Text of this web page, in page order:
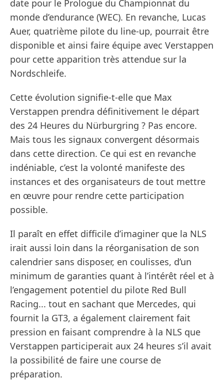
date pour le Prologue du Championnat du
monde d’endurance (WEC). En revanche, Lucas
Auer, quatrième pilote du line-up, pourrait être
disponible et ainsi faire équipe avec Verstappen
pour cette apparition très attendue sur la
Nordschleife.
Cette évolution signifie-t-elle que Max
Verstappen prendra définitivement le départ
des 24 Heures du Nürburgring ? Pas encore.
Mais tous les signaux convergent désormais
dans cette direction. Ce qui est en revanche
indéniable, c’est la volonté manifeste des
instances et des organisateurs de tout mettre
en œuvre pour rendre cette participation
possible.
Il paraît en effet difficile d’imaginer que la NLS
irait aussi loin dans la réorganisation de son
calendrier sans disposer, en coulisses, d’un
minimum de garanties quant à l’intérêt réel et à
l’engagement potentiel du pilote Red Bull
Racing... tout en sachant que Mercedes, qui
fournit la GT3, a également clairement fait
pression en faisant comprendre à la NLS que
Verstappen participerait aux 24 heures s’il avait
la possibilité de faire une course de
préparation.